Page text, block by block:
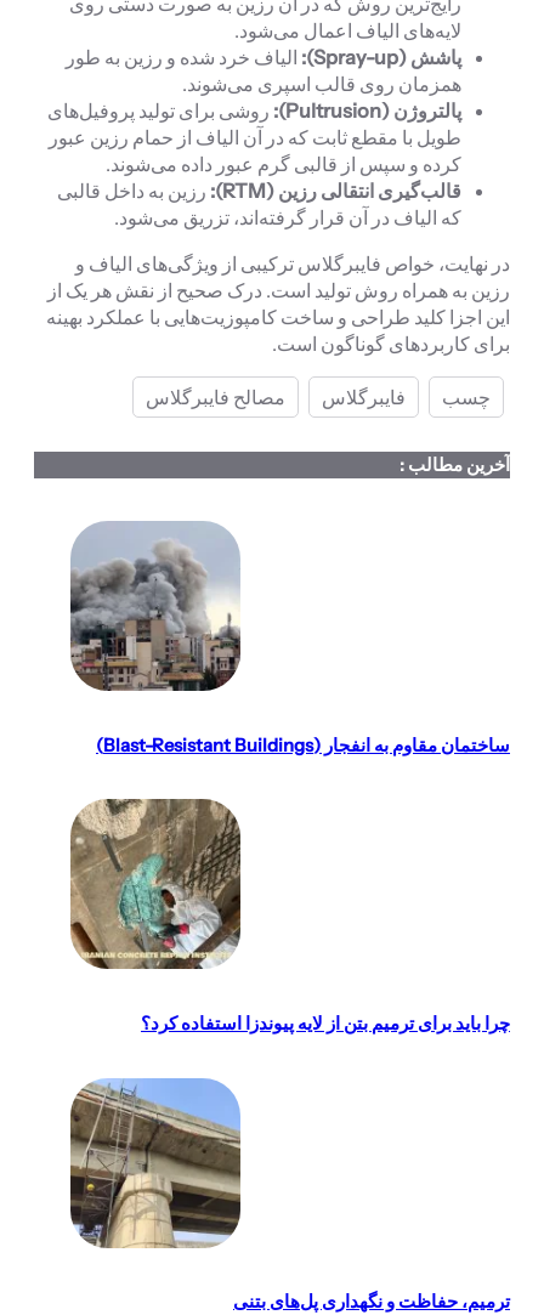
لایه‌های الیاف اعمال می‌شود.
پاشش (Spray-up):
الیاف خرد شده و رزین به طور
همزمان روی قالب اسپری می‌شوند.
پالتروژن (Pultrusion):
روشی برای تولید پروفیل‌های
طویل با مقطع ثابت که در آن الیاف از حمام رزین عبور
کرده و سپس از قالبی گرم عبور داده می‌شوند.
قالب‌گیری انتقالی رزین (RTM):
رزین به داخل قالبی
که الیاف در آن قرار گرفته‌اند، تزریق می‌شود.
در نهایت، خواص فایبرگلاس ترکیبی از ویژگی‌های الیاف و
رزین به همراه روش تولید است. درک صحیح از نقش هر یک از
این اجزا کلید طراحی و ساخت کامپوزیت‌هایی با عملکرد بهینه
برای کاربردهای گوناگون است.
چسب فایبرگلاس مصالح فایبرگلاس
آخرین مطالب :
ساختمان مقاوم به انفجار (Blast-Resistant Buildings)
چرا باید برای ترمیم بتن از لایه پیوندزا استفاده کرد؟
ترمیم، حفاظت و نگهداری پل‌های بتنی